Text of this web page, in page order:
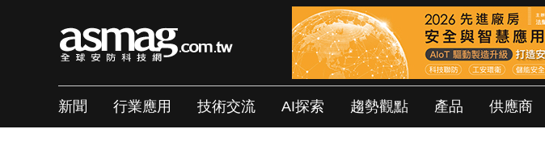
新聞 行業應用 技術交流 AI探索 趨勢觀點 產品 供應商